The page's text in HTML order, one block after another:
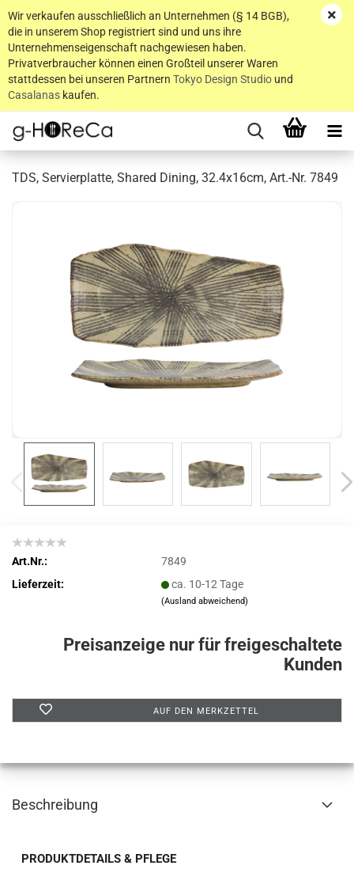
Wir verkaufen ausschließlich an Unternehmen (§ 14 BGB),
die in unserem Shop registriert sind und uns ihre
Unternehmenseigenschaft nachgewiesen haben.
Privatverbraucher können einen Großteil unserer Waren
stattdessen bei unseren Partnern Tokyo Design Studio und
Casalanas kaufen.
TDS, Servierplatte, Shared Dining, 32.4x16cm, Art.-Nr. 7849
Art.Nr.:
7849
Lieferzeit:
ca. 10-12 Tage
(Ausland abweichend)
Preisanzeige nur für freigeschaltete
Kunden
AUF DEN MERKZETTEL
Beschreibung
PRODUKTDETAILS & PFLEGE